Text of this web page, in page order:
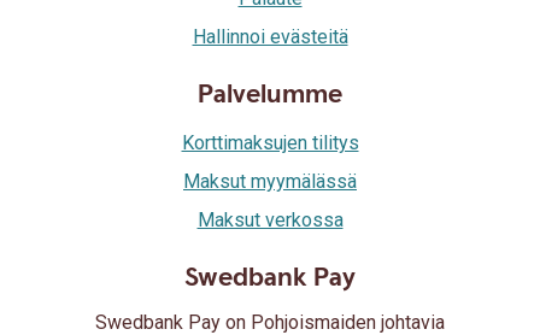
Swedbank Pay
Swedbank Pay on Pohjoismaiden johtavia
Hallinnoi evästeitä
Palvelumme
Korttimaksujen tilitys
Maksut myymälässä
Maksut verkossa